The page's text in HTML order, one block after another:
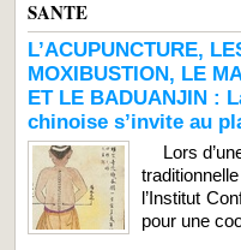
SANTE
L’ACUPUNCTURE,
MOXIBUSTION, LE
ET LE BADUANJIN :
chinoise s’invite au
Lors
l’Institut
pour une